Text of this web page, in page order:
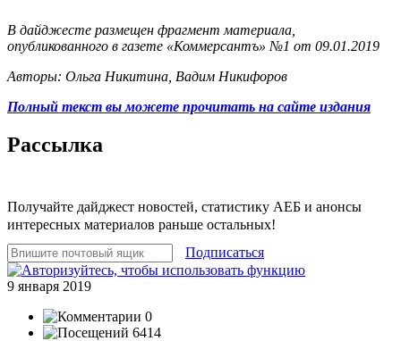
В дайджесте размещен фрагмент материала,
опубликованного в газете «Коммерсантъ» №1 от 09.01.2019
Авторы: Ольга Никитина, Вадим Никифоров
Полный текст вы можете прочитать на сайте издания
Рассылка
Получайте дайджест новостей, статистику АЕБ и анонсы
интересных материалов раньше остальных!
Подписаться
9 января 2019
0
6414